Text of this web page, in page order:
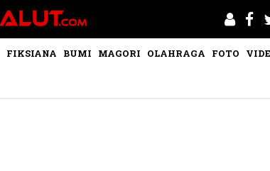
FIKSIANA BUMI MAGORI OLAHRAGA FOTO